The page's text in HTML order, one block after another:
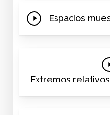
Play
Espacios
Extremos